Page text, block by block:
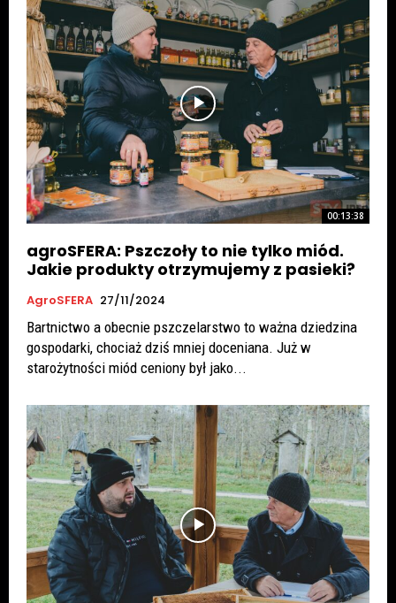
00:13:38
agroSFERA: Pszczoły to nie tylko miód.
Jakie produkty otrzymujemy z pasieki?
AgroSFERA 27/11/2024
Bartnictwo a obecnie pszczelarstwo to ważna dziedzina
gospodarki, chociaż dziś mniej doceniana. Już w
starożytności miód ceniony był jako...